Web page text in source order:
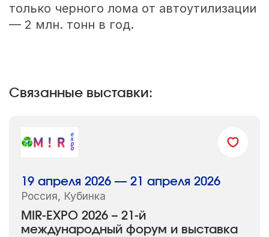
только черного лома от автоутилизации
— 2 млн. тонн в год.
Связанные выставки:
MIR-EXPO 2026 – 21-й
международный форум и выставка
19 апреля 2026 — 21 апреля 2026
Россия, Кубинка